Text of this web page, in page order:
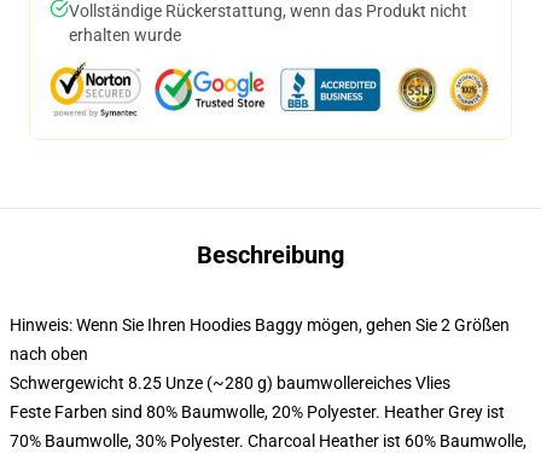
Vollständige Rückerstattung, wenn das Produkt nicht
erhalten wurde
Beschreibung
Hinweis: Wenn Sie Ihren Hoodies Baggy mögen, gehen Sie 2 Größen
nach oben
Schwergewicht 8.25 Unze (~280 g) baumwollereiches Vlies
Feste Farben sind 80% Baumwolle, 20% Polyester. Heather Grey ist
70% Baumwolle, 30% Polyester. Charcoal Heather ist 60% Baumwolle,